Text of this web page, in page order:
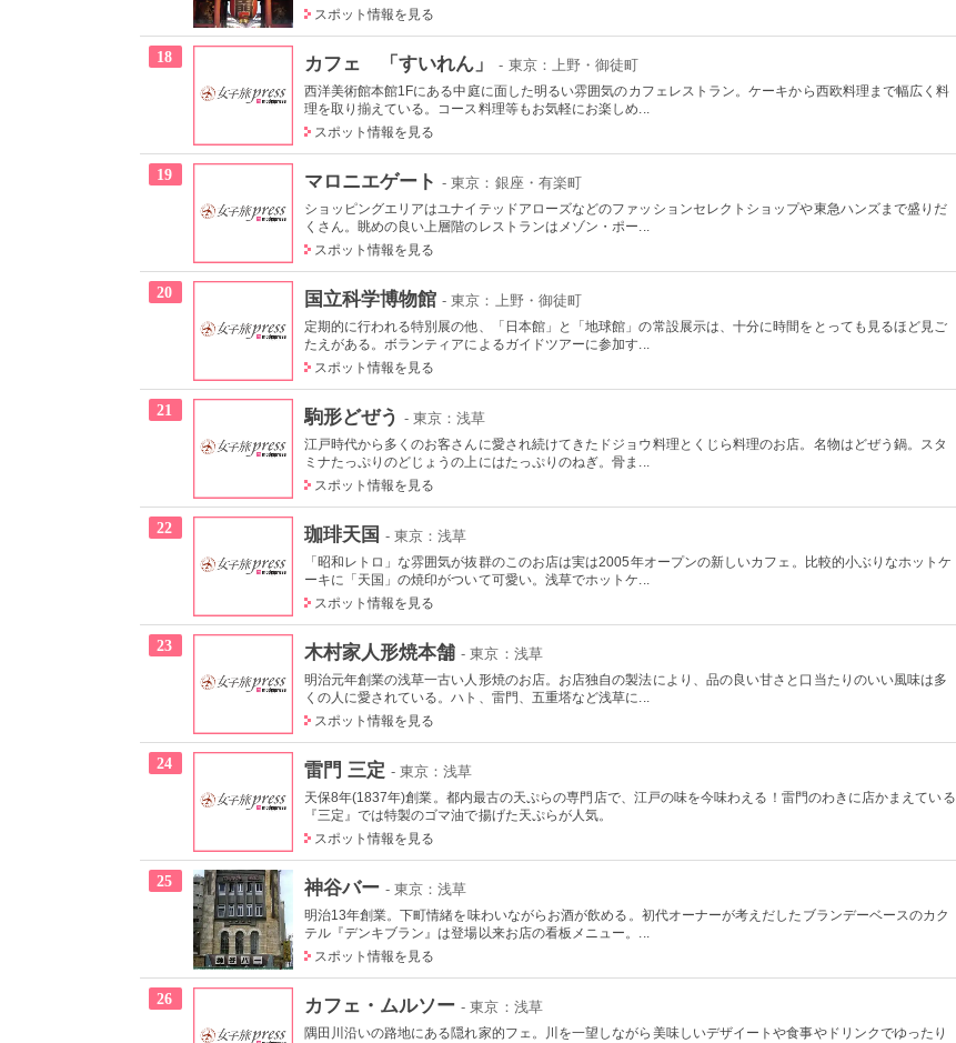
スポット情報を見る
18 カフェ 「すいれん」 - 東京：上野・御徒町
西洋美術館本館1Fにある中庭に面した明るい雰囲気のカフェレストラン。ケーキから西欧料理まで幅広く料
理を取り揃えている。コース料理等もお気軽にお楽しめ...
スポット情報を見る
19 マロニエゲート - 東京：銀座・有楽町
ショッピングエリアはユナイテッドアローズなどのファッションセレクトショップや東急ハンズまで盛りだ
くさん。眺めの良い上層階のレストランはメゾン・ポー...
スポット情報を見る
20 国立科学博物館 - 東京：上野・御徒町
定期的に行われる特別展の他、「日本館」と「地球館」の常設展示は、十分に時間をとっても見るほど見ご
たえがある。ボランティアによるガイドツアーに参加す...
スポット情報を見る
21 駒形どぜう - 東京：浅草
江戸時代から多くのお客さんに愛され続けてきたドジョウ料理とくじら料理のお店。名物はどぜう鍋。スタ
ミナたっぷりのどじょうの上にはたっぷりのねぎ。骨ま...
スポット情報を見る
22 珈琲天国 - 東京：浅草
「昭和レトロ」な雰囲気が抜群のこのお店は実は2005年オープンの新しいカフェ。比較的小ぶりなホットケ
ーキに「天国」の焼印がついて可愛い。浅草でホットケ...
スポット情報を見る
23 木村家人形焼本舗 - 東京：浅草
明治元年創業の浅草一古い人形焼のお店。お店独自の製法により、品の良い甘さと口当たりのいい風味は多
くの人に愛されている。ハト、雷門、五重塔など浅草に...
スポット情報を見る
24 雷門 三定 - 東京：浅草
天保8年(1837年)創業。都内最古の天ぷらの専門店で、江戸の味を今味わえる！雷門のわきに店かまえている
『三定』では特製のゴマ油で揚げた天ぷらが人気。
スポット情報を見る
25 神谷バー - 東京：浅草
明治13年創業。下町情緒を味わいながらお酒が飲める。初代オーナーが考えだしたブランデーベースのカク
テル『デンキブラン』は登場以来お店の看板メニュー。...
スポット情報を見る
26 カフェ・ムルソー - 東京：浅草
隅田川沿いの路地にある隠れ家的フェ。川を一望しながら美味しいデザイートや食事やドリンクでゆったり